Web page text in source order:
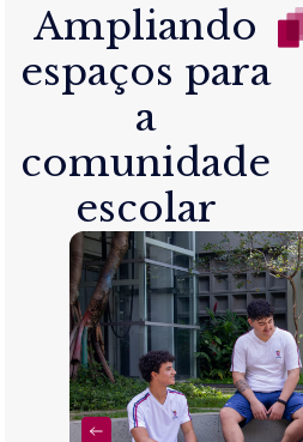
Ampliando
espaços para
a
comunidade
escolar